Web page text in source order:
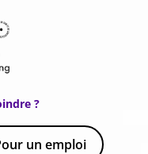
?
un emploi